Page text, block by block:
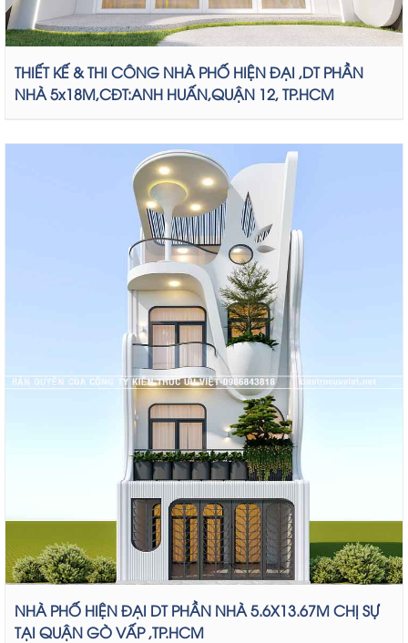
THIẾT KẾ & THI CÔNG NHÀ PHỐ HIỆN ĐẠI ,DT PHẦN
NHÀ 5x18M,CĐT:ANH HUẤN,QUẬN 12, TP.HCM
NHÀ PHỐ HIỆN ĐẠI DT PHẦN NHÀ 5.6X13.67M CHỊ SỰ
TẠI QUẬN GÒ VẤP ,TP.HCM